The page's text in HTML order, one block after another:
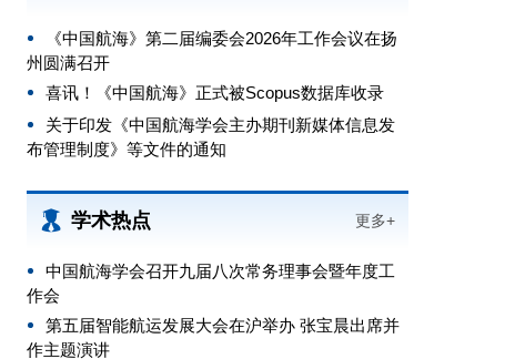
《中国航海》第二届编委会2026年工作会议在扬
州圆满召开
喜讯！《中国航海》正式被Scopus数据库收录
关于印发《中国航海学会主办期刊新媒体信息发
布管理制度》等文件的通知
学术热点 更多+
中国航海学会召开九届八次常务理事会暨年度工
作会
第五届智能航运发展大会在沪举办 张宝晨出席并
作主题演讲